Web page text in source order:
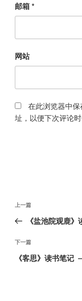
邮箱*
网站
在此浏览器中
址，以便下次评论时
文
导
航
上
一
文
章
上一篇
《盐池院观鹿》
下
一
下一篇
《客思》读书笔记